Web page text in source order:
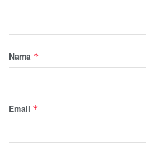
Nama *
Email *